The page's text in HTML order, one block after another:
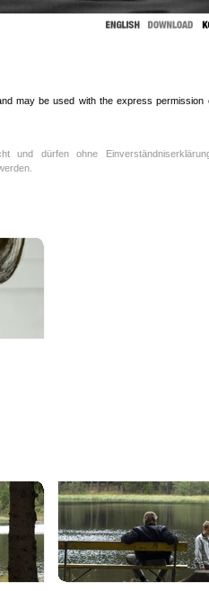
may be used with the express permission
und dürfen ohne